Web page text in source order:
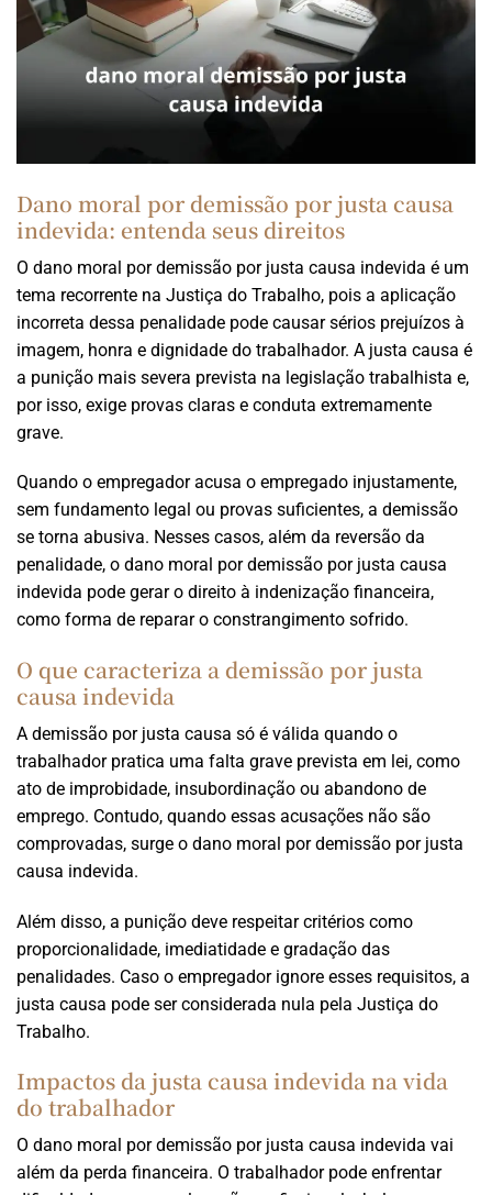
Dano moral por demissão por justa causa
indevida: entenda seus direitos
O dano moral por demissão por justa causa indevida é um
tema recorrente na Justiça do Trabalho, pois a aplicação
incorreta dessa penalidade pode causar sérios prejuízos à
imagem, honra e dignidade do trabalhador. A justa causa é
a punição mais severa prevista na legislação trabalhista e,
por isso, exige provas claras e conduta extremamente
grave.
Quando o empregador acusa o empregado injustamente,
sem fundamento legal ou provas suficientes, a demissão
se torna abusiva. Nesses casos, além da reversão da
penalidade, o dano moral por demissão por justa causa
indevida pode gerar o direito à indenização financeira,
como forma de reparar o constrangimento sofrido.
O que caracteriza a demissão por justa
causa indevida
A demissão por justa causa só é válida quando o
trabalhador pratica uma falta grave prevista em lei, como
ato de improbidade, insubordinação ou abandono de
emprego. Contudo, quando essas acusações não são
comprovadas, surge o dano moral por demissão por justa
causa indevida.
Além disso, a punição deve respeitar critérios como
proporcionalidade, imediatidade e gradação das
penalidades. Caso o empregador ignore esses requisitos, a
justa causa pode ser considerada nula pela Justiça do
Trabalho.
Impactos da justa causa indevida na vida
do trabalhador
O dano moral por demissão por justa causa indevida vai
além da perda financeira. O trabalhador pode enfrentar